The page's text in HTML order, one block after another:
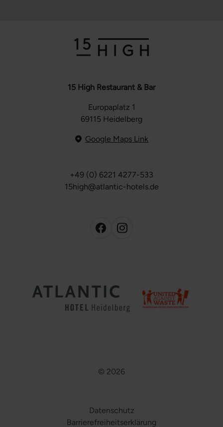
15 High Restaurant & Bar
Europaplatz 1
69115 Heidelberg
Google Maps Link
+49 (0) 6221 4277-533
15high@atlantic-hotels.de
© 2026
Datenschutz
Barrierefreiheitserklärung